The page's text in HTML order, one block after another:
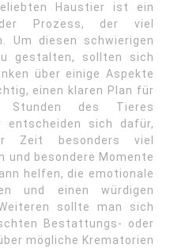
Haustier ist ein
Prozess, der viel
Um diesen schwierigen
gestalten, sollten sich
über einige Aspekte
einen klaren Plan für
des Tieres
entscheiden sich dafür,
Zeit besonders viel
und besondere Momente
helfen, die emotionale
und einen würdigen
sollte man sich
Bestattungs- oder
mögliche Krematorien